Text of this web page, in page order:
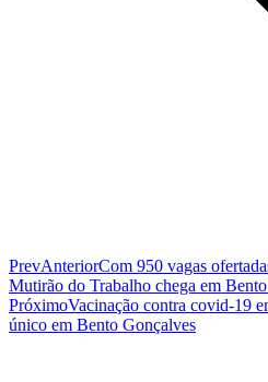
PrevAnteriorCom 950 vagas
Mutirão do Trabalho chega em
PróximoVacinação contra covid-19
único em Bento Gonçalves